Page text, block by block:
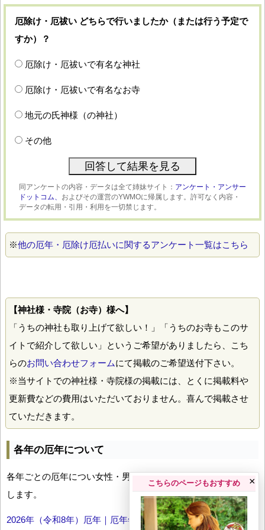
厄除け・厄祓い どちらで行いましたか（または行う予定で
すか）？
厄除け・厄祓いで有名な神社
厄除け・厄祓いで有名なお寺
地元の氏神様（の神社）
その他
同アンケートの内容・データは全て姉妹サイト： アンケート・アンサー
ドットコム、 およびその運営のYWMOに帰属します。許可なく内容・
データの転用・引用・利用を一切禁じます。
※他の厄年・厄除け厄払いに関するアンケート一覧はこちら
【神社様・寺院（お寺）様へ】
「うちの神社も取り上げて欲しい！」「うちのお寺もこのサ
イトで紹介して欲しい」というご希望がありましたら、こち
らのお問い合わせフォームにて掲載のご希望送付下さい。
※当サイトでの神社様・寺院様の掲載には、とくに掲載料や
更新費などの費用はいただいておりません。喜んで掲載させ
ていただきます。
各年の厄年について
各年ごとの厄年につい女性・男性の年齢早見表とともにお伝え
します。
2026年（令和8年）厄年｜厄年年齢早見表
こちらのページもおすすめ ×